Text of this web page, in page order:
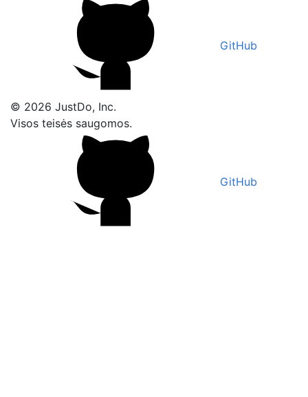
GitHub
© 2026 JustDo, Inc.
Visos teisės saugomos.
GitHub